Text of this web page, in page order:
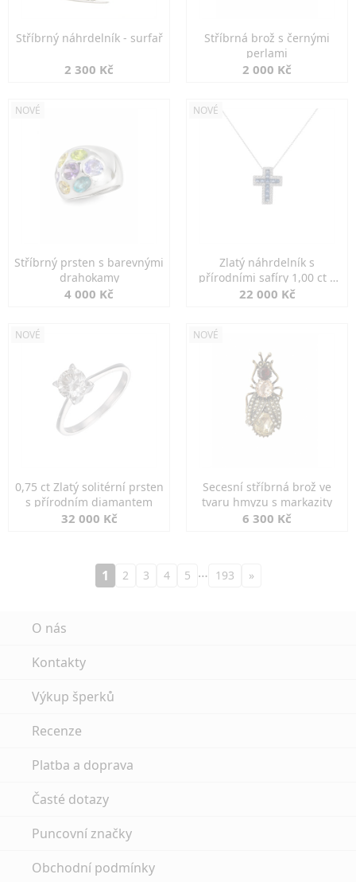
Stříbrný náhrdelník - surfař
2 300 Kč
Stříbrná brož s černými
perlami
2 000 Kč
NOVÉ
Stříbrný prsten s barevnými
drahokamy
4 000 Kč
NOVÉ
Zlatý náhrdelník s
přírodními safíry 1,00 ct a
diamanty
22 000 Kč
NOVÉ
0,75 ct Zlatý solitérní prsten
s přírodním diamantem
32 000 Kč
NOVÉ
Secesní stříbrná brož ve
tvaru hmyzu s markazity
6 300 Kč
1 2 3 4 5 … 193 »
O nás
Kontakty
Výkup šperků
Recenze
Platba a doprava
Časté dotazy
Puncovní značky
Obchodní podmínky